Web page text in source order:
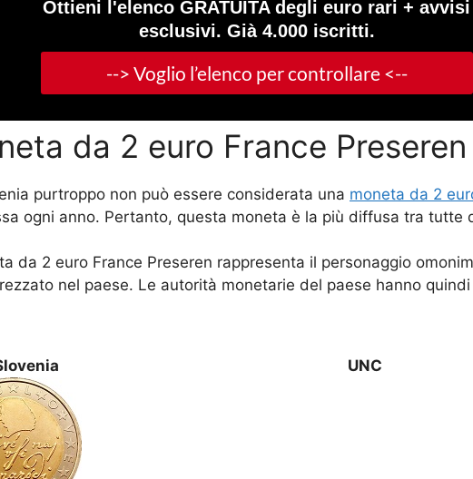
da 2 euro France
purtroppo non può essere considerata una moneta da 2
ogni anno. Pertanto, questa moneta è la più diffusa tra tutte
da 2 euro France Preseren rappresenta il personaggio
nel paese. Le autorità monetarie del paese hanno
UNC